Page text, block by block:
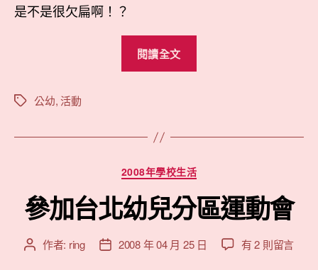
是不是很欠扁啊！？
閱讀全文
標
公幼, 活動
分
類
2008年學校生活
參加台北幼兒分區運動會
文 作者: ring
文 2008 年 04 月 25 日
在
有 2 則留言